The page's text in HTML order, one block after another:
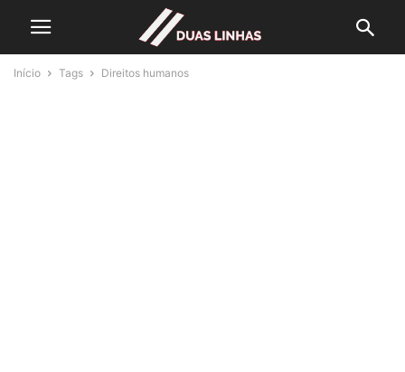
Início Tags Direitos humanos